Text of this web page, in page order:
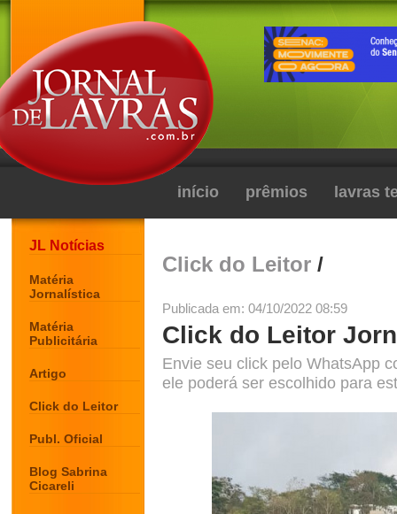
início prêmios lavras
JL Notícias
Matéria
Jornalística
Matéria
Publicitária
Artigo
Click do Leitor
Publ. Oficial
Blog Sabrina
Cicareli
Click do Leitor /
Publicada em: 04/10/2022 08:59
Click do Leitor
Envie seu click pelo WhatsApp
ele poderá ser escolhido para